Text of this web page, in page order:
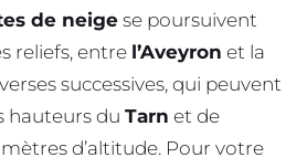
de neige se poursuivent
reliefs, entre l’Aveyron et la
successives, qui peuvent
hauteurs du Tarn et de
d’altitude. Pour votre